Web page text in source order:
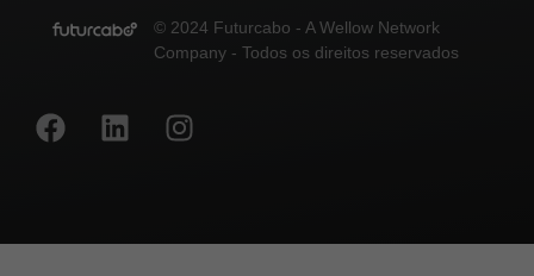
© 2024 Futurcabo - A Wellow Network
Company - Todos os direitos reservados